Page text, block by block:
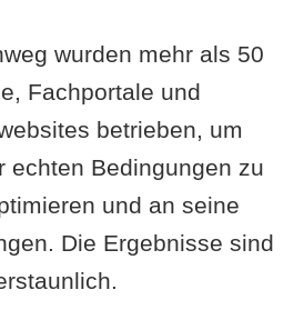
wurden mehr als 50
Fachportale und
betrieben, um
echten Bedingungen zu
und an seine
Die Ergebnisse sind